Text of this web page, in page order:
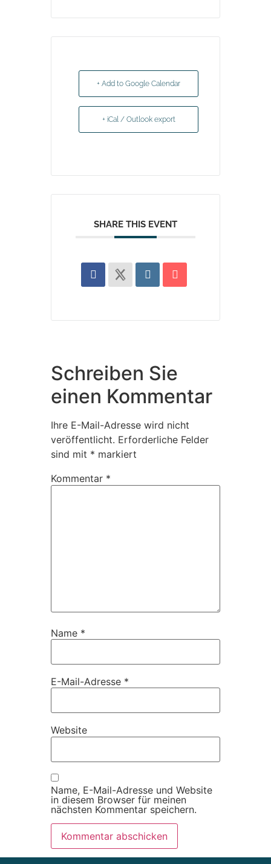
+ Add to Google Calendar
+ iCal / Outlook export
SHARE THIS EVENT
Schreiben Sie
einen Kommentar
Ihre E-Mail-Adresse wird nicht
veröffentlicht. Erforderliche Felder
sind mit * markiert
Kommentar *
Name *
E-Mail-Adresse *
Website
Name, E-Mail-Adresse und Website
in diesem Browser für meinen
nächsten Kommentar speichern.